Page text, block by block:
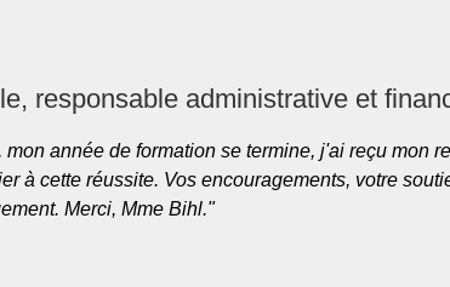
responsable administrative et
mon année de formation se termine, j'ai reçu mon
à cette réussite. Vos encouragements, votre
Merci, Mme Bihl."